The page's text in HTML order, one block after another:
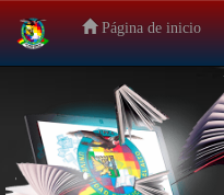
Salir
navegación
Página de inicio